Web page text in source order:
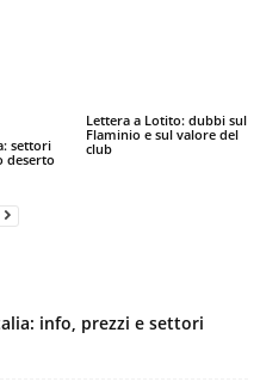
settori
deserto
Lettera a Lotito: dubbi sul
Flaminio e sul valore del
club
info, prezzi e settori